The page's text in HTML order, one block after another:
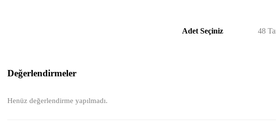
Adet Seçiniz 48
Değerlendirmeler
Henüz değerlendirme yapılmadı.